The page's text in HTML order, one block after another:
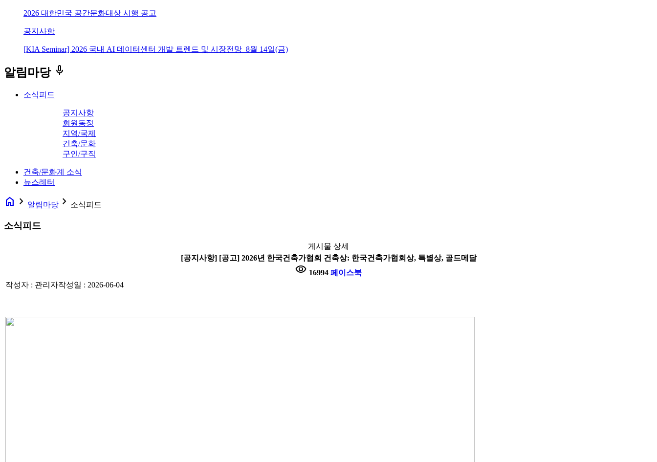
2026 대한민국 공간문화대상 시행 공고
공지사항
[KIA Seminar] 2026 국내 AI 데이터센터 개발 트렌드 및 시장전망_8월 14일(금)
알림마당 keyboard_voice
소식피드
공지사항
회원동정
지역/국제
건축/문화
구인/구직
건축/문화계 소식
뉴스레터
home navigate_next 알림마당 navigate_next 소식피드
소식피드
게시물 상세
[공지사항] [공고] 2026년 한국건축가협회 건축상: 한국건축가협회상, 특별상, 골드메달
visibility 16994 페이스북
작성자 : 관리자작성일 : 2026-06-04